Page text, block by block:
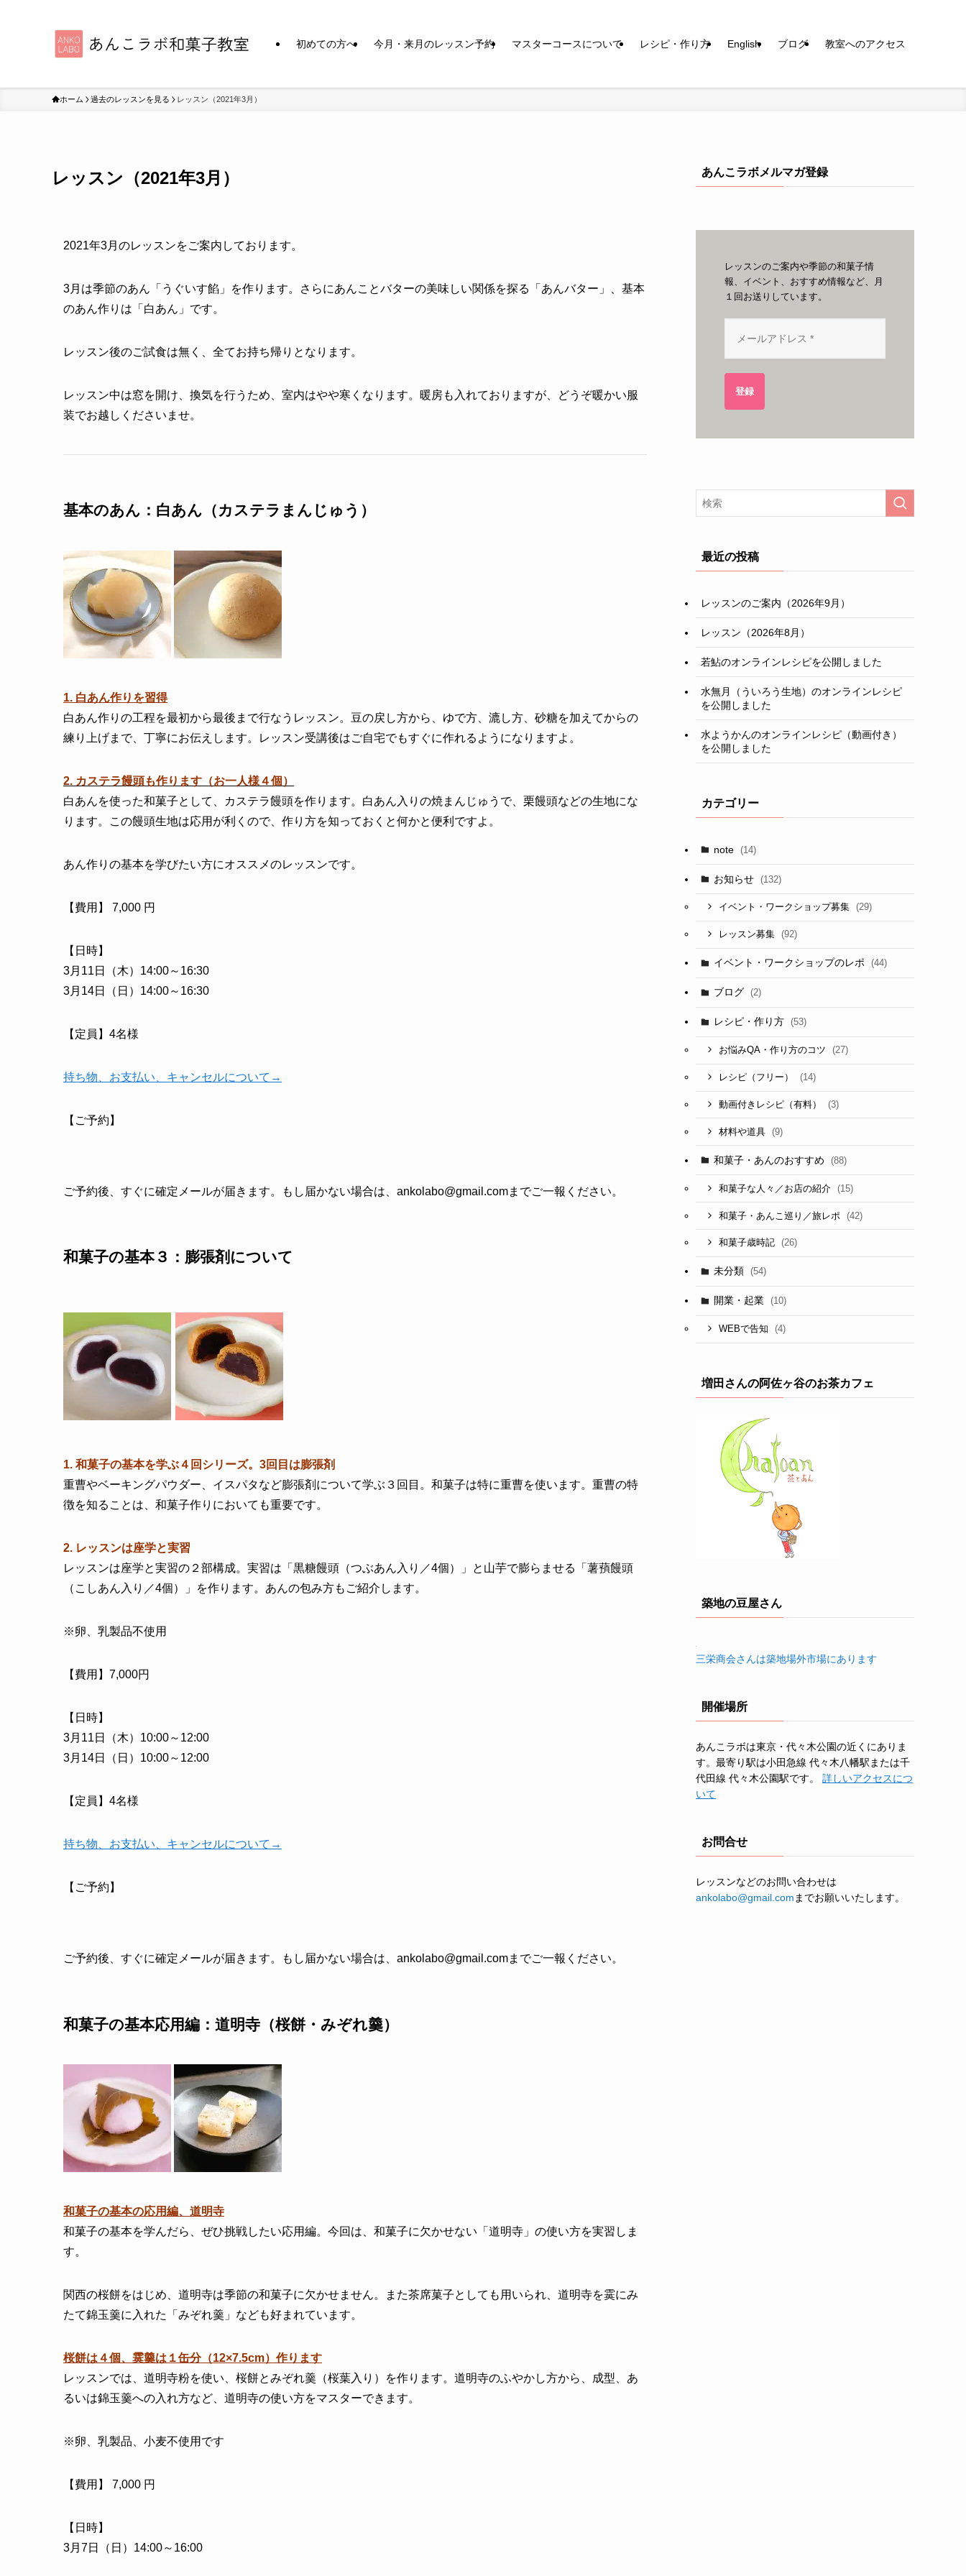
初めての方へ 今月・来月のレッスン予約 マスターコースについて レシピ・作り方 English ブログ 教室へのアクセス
ホーム 過去のレッスンを見る レッスン（2021年3月）
レッスン（2021年3月）
2021年3月のレッスンをご案内しております。
3月は季節のあん「うぐいす餡」を作ります。さらにあんことバターの美味しい関係を探る「あんバター」、基本
のあん作りは「白あん」です。
レッスン後のご試食は無く、全てお持ち帰りとなります。
レッスン中は窓を開け、換気を行うため、室内はやや寒くなります。暖房も入れておりますが、どうぞ暖かい服
装でお越しくださいませ。
基本のあん：白あん（カステラまんじゅう）
1. 白あん作りを習得
白あん作りの工程を最初から最後まで行なうレッスン。豆の戻し方から、ゆで方、漉し方、砂糖を加えてからの
練り上げまで、丁寧にお伝えします。レッスン受講後はご自宅でもすぐに作れるようになりますよ。
2. カステラ饅頭も作ります（お一人様４個）
白あんを使った和菓子として、カステラ饅頭を作ります。白あん入りの焼まんじゅうで、栗饅頭などの生地にな
ります。この饅頭生地は応用が利くので、作り方を知っておくと何かと便利ですよ。
あん作りの基本を学びたい方にオススメのレッスンです。
【費用】 7,000 円
【日時】
3月11日（木）14:00～16:30
3月14日（日）14:00～16:30
【定員】4名様
持ち物、お支払い、キャンセルについて→
【ご予約】
ご予約後、すぐに確定メールが届きます。もし届かない場合は、ankolabo@gmail.comまでご一報ください。
和菓子の基本３：膨張剤 について
1. 和菓子の基本を学ぶ４回シリーズ。3回目は膨張剤
重曹やベーキングパウダー、イスパタなど膨張剤について学ぶ３回目。和菓子は特に重曹を使います。重曹の特
徴を知ることは、和菓子作りにおいても重要です。
2. レッスンは座学と実習
レッスンは座学と実習の２部構成。実習は「黒糖饅頭（つぶあん入り／4個）」と山芋で膨らませる「薯蕷饅頭
（こしあん入り／4個）」を作ります。あんの包み方もご紹介します。
※卵、乳製品不使用
【費用】7,000円
【日時】
3月11日（木）10:00～12:00
3月14日（日）10:00～12:00
【定員】4名様
持ち物、お支払い、キャンセルについて→
【ご予約】
ご予約後、すぐに確定メールが届きます。もし届かない場合は、ankolabo@gmail.comまでご一報ください。
和菓子の基本応用編 ：道明寺（桜餅・みぞれ羹）
和菓子の基本の応用編、道明寺
和菓子の基本を学んだら、ぜひ挑戦したい応用編。今回は、和菓子に欠かせない「道明寺」の使い方を実習しま
す。
関西の桜餅をはじめ、道明寺は季節の和菓子に欠かせません。また茶席菓子としても用いられ、道明寺を霙にみ
たて錦玉羹に入れた「みぞれ羹」なども好まれています。
桜餅は４個、霙羹は１缶分（12×7.5cm）作ります
レッスンでは、道明寺粉を使い、桜餅とみぞれ羹（桜葉入り）を作ります。道明寺のふやかし方から、成型、あ
るいは錦玉羹への入れ方など、道明寺の使い方をマスターできます。
※卵、乳製品、小麦不使用です
【費用】 7,000 円
【日時】
3月7日（日）14:00～16:00
あんこラボメルマガ登録
レッスンのご案内や季節の和菓子情
報、イベント、おすすめ情報など、月
１回お送りしています。
登録
最近の投稿
レッスンのご案内（2026年9月）
レッスン（2026年8月）
若鮎のオンラインレシピを公開しました
水無月（ういろう生地）のオンラインレシピ
を公開しました
水ようかんのオンラインレシピ（動画付き）
を公開しました
カテゴリー
note (14)
お知らせ (132)
イベント・ワークショップ募集 (29)
レッスン募集 (92)
イベント・ワークショップのレポ (44)
ブログ (2)
レシピ・作り方 (53)
お悩みQA・作り方のコツ (27)
レシピ（フリー） (14)
動画付きレシピ（有料） (3)
材料や道具 (9)
和菓子・あんのおすすめ (88)
和菓子な人々／お店の紹介 (15)
和菓子・あんこ巡り／旅レポ (42)
和菓子歳時記 (26)
未分類 (54)
開業・起業 (10)
WEBで告知 (4)
増田さんの阿佐ヶ谷のお茶カフェ
築地の豆屋さん
三栄商会さんは築地場外市場にあります
開催場所
あんこラボは東京・代々木公園の近くにありま
す。最寄り駅は小田急線 代々木八幡駅または千
代田線 代々木公園駅です。 詳しいアクセスにつ
いて
お問合せ
レッスンなどのお問い合わせは
ankolabo@gmail.com までお願いいたします。